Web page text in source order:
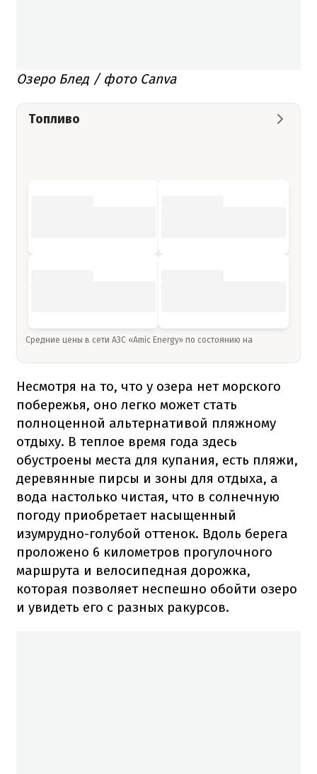
Озеро Блед / фото Canva
Топливо
Средние цены в сети АЗС «Amic Energy» по состоянию на
Несмотря на то, что у озера нет морского
побережья, оно легко может стать
полноценной альтернативой пляжному
отдыху. В теплое время года здесь
обустроены места для купания, есть пляжи,
деревянные пирсы и зоны для отдыха, а
вода настолько чистая, что в солнечную
погоду приобретает насыщенный
изумрудно-голубой оттенок. Вдоль берега
проложено 6 километров прогулочного
маршрута и велосипедная дорожка,
которая позволяет неспешно обойти озеро
и увидеть его с разных ракурсов.